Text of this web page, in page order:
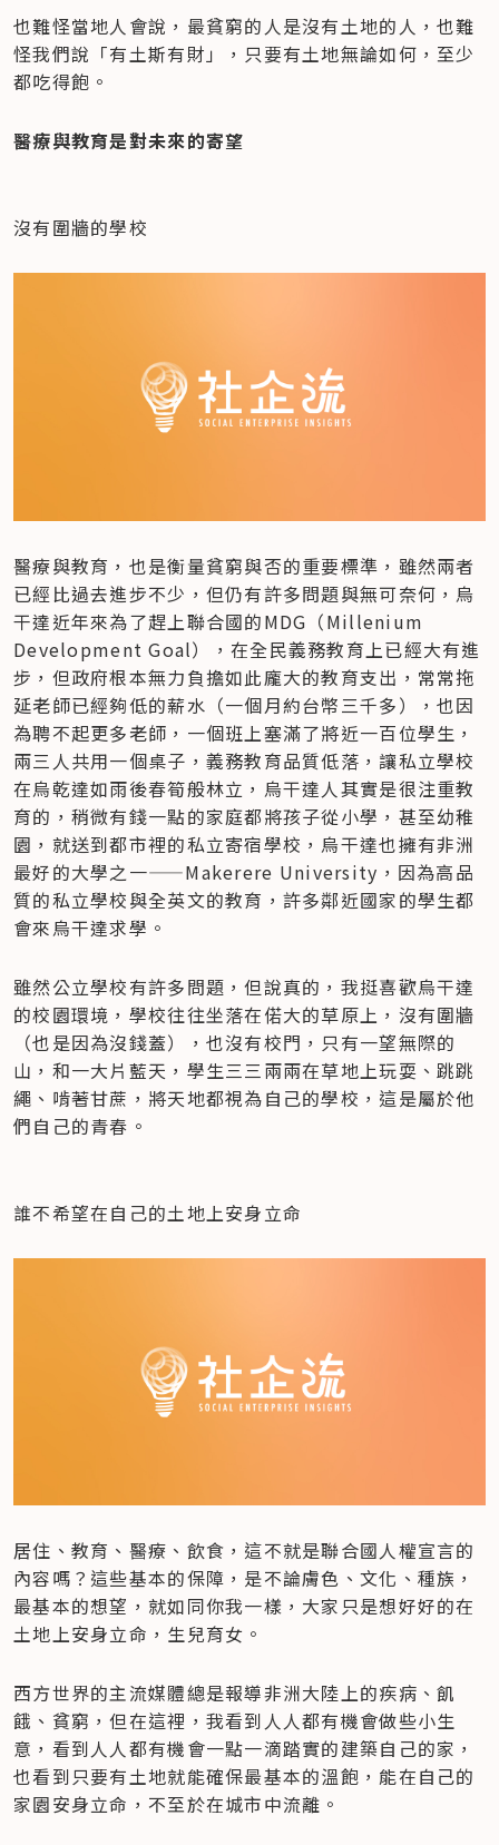
也難怪當地人會說，最貧窮的人是沒有土地的人，也難
怪我們說「有土斯有財」，只要有土地無論如何，至少
都吃得飽。
醫療與教育是對未來的寄望
沒有圍牆的學校
醫療與教育，也是衡量貧窮與否的重要標準，雖然兩者
已經比過去進步不少，但仍有許多問題與無可奈何，烏
干達近年來為了趕上聯合國的MDG（Millenium
Development Goal），在全民義務教育上已經大有進
步，但政府根本無力負擔如此龐大的教育支出，常常拖
延老師已經夠低的薪水（一個月約台幣三千多），也因
為聘不起更多老師，一個班上塞滿了將近一百位學生，
兩三人共用一個桌子，義務教育品質低落，讓私立學校
在烏乾達如雨後春筍般林立，烏干達人其實是很注重教
育的，稍微有錢一點的家庭都將孩子從小學，甚至幼稚
園，就送到都市裡的私立寄宿學校，烏干達也擁有非洲
最好的大學之一——Makerere University，因為高品
質的私立學校與全英文的教育，許多鄰近國家的學生都
會來烏干達求學。
雖然公立學校有許多問題，但說真的，我挺喜歡烏干達
的校園環境，學校往往坐落在偌大的草原上，沒有圍牆
（也是因為沒錢蓋），也沒有校門，只有一望無際的
山，和一大片藍天，學生三三兩兩在草地上玩耍、跳跳
繩、啃著甘蔗，將天地都視為自己的學校，這是屬於他
們自己的青春。
誰不希望在自己的土地上安身立命
居住、教育、醫療、飲食，這不就是聯合國人權宣言的
內容嗎？這些基本的保障，是不論膚色、文化、種族，
最基本的想望，就如同你我一樣，大家只是想好好的在
土地上安身立命，生兒育女。
西方世界的主流媒體總是報導非洲大陸上的疾病、飢
餓、貧窮，但在這裡，我看到人人都有機會做些小生
意，看到人人都有機會一點一滴踏實的建築自己的家，
也看到只要有土地就能確保最基本的溫飽，能在自己的
家園安身立命，不至於在城市中流離。